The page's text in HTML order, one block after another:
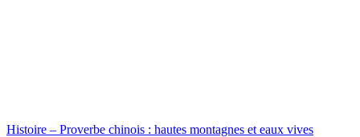
Histoire – Proverbe chinois : hautes montagnes et eaux vives